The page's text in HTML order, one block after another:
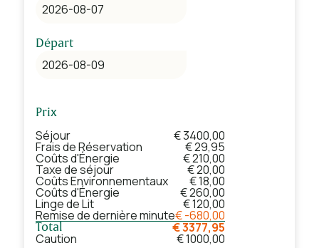
Départ
Prix
Séjour € 3400,00
Frais de Réservation € 29,95
Coûts d'Énergie € 210,00
Taxe de séjour € 20,00
Coûts Environnementaux € 18,00
Coûts d'Énergie € 260,00
Linge de Lit € 120,00
Remise de dernière minute€ -680,00
Total € 3377,95
Caution
€ 1000,00